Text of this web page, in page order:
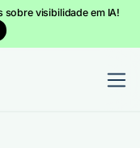
sobre visibilidade em IA!